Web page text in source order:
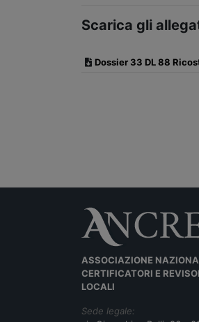
Scarica gli
Dossier 33 DL 88
ASSOCIAZIONE
CERTIFICATORI E
LOCALI
Sede legale: